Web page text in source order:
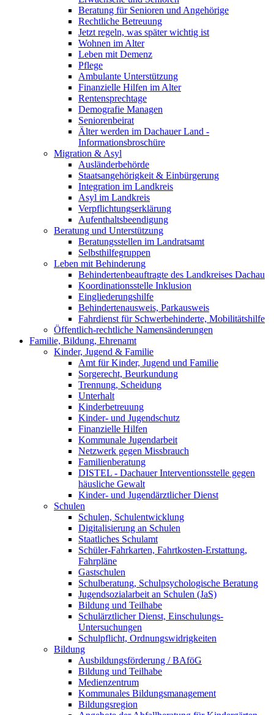
Beratung für Senioren und Angehörige
Rechtliche Betreuung
Jetzt regeln, was später wichtig ist
Wohnen im Alter
Leben mit Demenz
Pflege
Ambulante Unterstützung
Finanzielle Hilfen im Alter
Rentensprechtage
Demografie Managen
Seniorenbeirat
Älter werden im Dachauer Land -
Informationsbroschüre
Migration & Asyl
Ausländerbehörde
Staatsangehörigkeit & Einbürgerung
Integration im Landkreis
Asyl im Landkreis
Verpflichtungserklärung
Aufenthaltsbeendigung
Beratung und Unterstützung
Beratungsstellen im Landratsamt
Selbsthilfegruppen
Leben mit Behinderung
Behindertenbeauftragte des Landkreises Dachau
Koordinationsstelle Inklusion
Eingliederungshilfe
Behindertenausweis, Parkausweis
Fahrdienst für Schwerbehinderte, Mobilitätshilfe
Öffentlich-rechtliche Namensänderungen
Familie, Bildung, Ehrenamt
Kinder, Jugend & Familie
Amt für Kinder, Jugend und Familie
Sorgerecht, Beurkundung
Trennung, Scheidung
Unterhalt
Kinderbetreuung
Kinder- und Jugendschutz
Finanzielle Hilfen
Kommunale Jugendarbeit
Netzwerk gegen Missbrauch
Familienberatung
DISTEL - Dachauer Interventionsstelle gegen
häusliche Gewalt
Kinder- und Jugendärztlicher Dienst
Schulen
Schulen, Schulentwicklung
Digitalisierung an Schulen
Staatliches Schulamt
Schüler-Fahrkarten, Fahrtkosten-Erstattung,
Fahrpläne
Gastschulen
Schulberatung, Schulpsychologische Beratung
Jugendsozialarbeit an Schulen (JaS)
Bildung und Teilhabe
Schulärztlicher Dienst, Einschulungs-
Untersuchungen
Schulpflicht, Ordnungswidrigkeiten
Bildung
Ausbildungsförderung / BAföG
Bildung und Teilhabe
Medienzentrum
Kommunales Bildungsmanagement
Bildungsregion